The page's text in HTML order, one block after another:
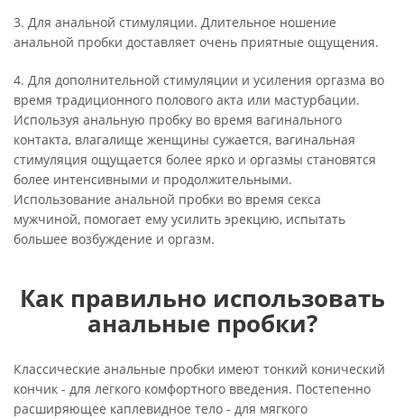
3. Для анальной стимуляции. Длительное ношение
анальной пробки доставляет очень приятные ощущения.
4. Для дополнительной стимуляции и усиления оргазма во
время традиционного полового акта или мастурбации.
Используя анальную пробку во время вагинального
контакта, влагалище женщины сужается, вагинальная
стимуляция ощущается более ярко и оргазмы становятся
более интенсивными и продолжительными.
Использование анальной пробки во время секса
мужчиной, помогает ему усилить эрекцию, испытать
большее возбуждение и оргазм.
Как правильно использовать
анальные пробки?
Классические анальные пробки имеют тонкий конический
кончик - для легкого комфортного введения. Постепенно
расширяющее каплевидное тело - для мягкого